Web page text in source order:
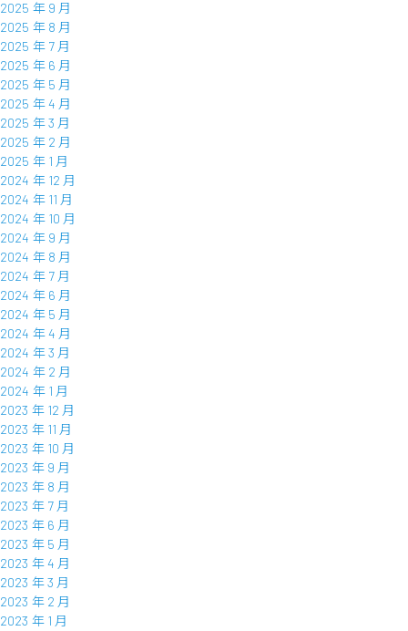
2025 年 9 月
2025 年 8 月
2025 年 7 月
2025 年 6 月
2025 年 5 月
2025 年 4 月
2025 年 3 月
2025 年 2 月
2025 年 1 月
2024 年 12 月
2024 年 11 月
2024 年 10 月
2024 年 9 月
2024 年 8 月
2024 年 7 月
2024 年 6 月
2024 年 5 月
2024 年 4 月
2024 年 3 月
2024 年 2 月
2024 年 1 月
2023 年 12 月
2023 年 11 月
2023 年 10 月
2023 年 9 月
2023 年 8 月
2023 年 7 月
2023 年 6 月
2023 年 5 月
2023 年 4 月
2023 年 3 月
2023 年 2 月
2023 年 1 月